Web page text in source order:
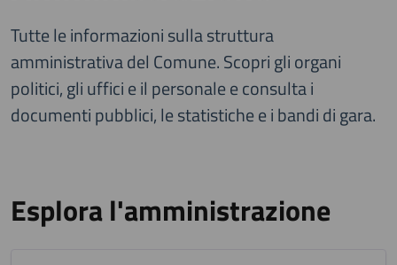
Tutte le informazioni sulla struttura
amministrativa del Comune. Scopri gli organi
politici, gli uffici e il personale e consulta i
documenti pubblici, le statistiche e i bandi di gara.
Esplora l'amministrazione